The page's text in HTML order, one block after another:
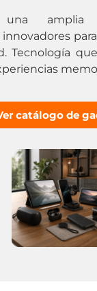
una amplia
Tecnología
catálogo de